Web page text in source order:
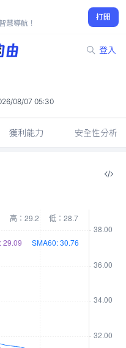
慧導航！
打開
登入
08/07 05:30
獲利能力 安全性分析